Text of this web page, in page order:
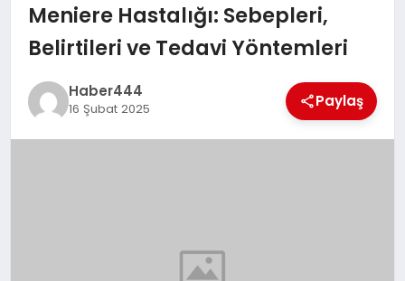
SPOR
Meniere Hastalığı: Sebepleri,
Belirtileri ve Tedavi Yöntemleri
Haber444
16 Şubat 2025 Paylaş